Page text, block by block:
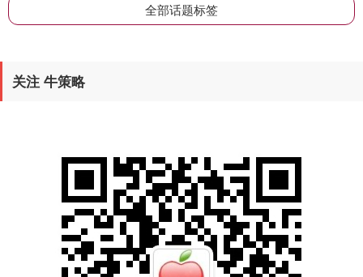
全部话题标签
关注 牛策略